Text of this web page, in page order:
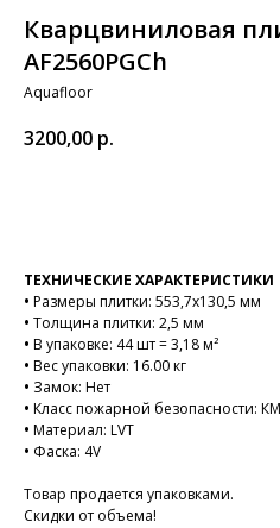
Кварцвиниловая
AF2560PGCh
Aquafloor
3200,00 р.
ТЕХНИЧЕСКИЕ ХАРАКТЕРИСТИКИ
• Размеры плитки: 553,7х130,5 мм
• Толщина плитки: 2,5 мм
• В упаковке: 44 шт = 3,18 м²
• Вес упаковки: 16.00 кг
• Замок: Нет
• Класс пожарной безопасности:
• Материал: LVT
• Фаска: 4V
Товар продается упаковками.
Скидки от объема!